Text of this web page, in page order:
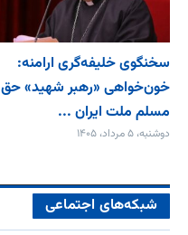
سخنگوی خلیفه‌گری ارامنه:
خون‌خواهی «رهبر شهید» حق
مسلم ملت ایران ...
دوشنبه، ۵ مرداد، ۱۴۰۵
شبکه‌های اجتماعی